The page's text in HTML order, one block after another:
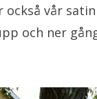
också vår
och ner